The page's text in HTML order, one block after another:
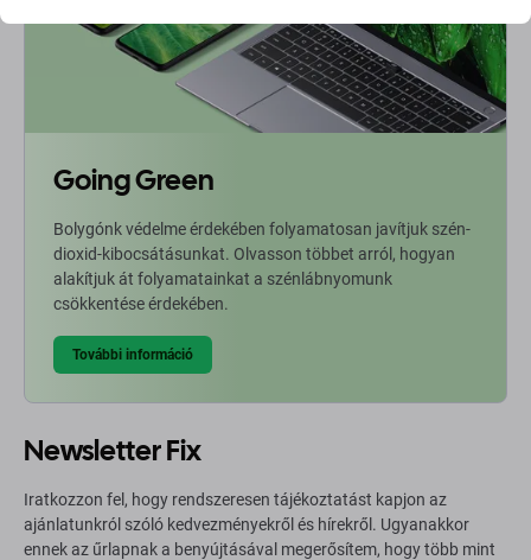
Going Green
Bolygónk védelme érdekében folyamatosan javítjuk szén-
dioxid-kibocsátásunkat. Olvasson többet arról, hogyan
alakítjuk át folyamatainkat a szénlábnyomunk
csökkentése érdekében.
További információ
Newsletter Fix
Iratkozzon fel, hogy rendszeresen tájékoztatást kapjon az
ajánlatunkról szóló kedvezményekről és hírekről. Ugyanakkor
ennek az űrlapnak a benyújtásával megerősítem, hogy több mint